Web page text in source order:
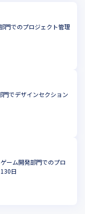
門でのプロジェクト管理
門でデザインセクション
ーム開発部門でのプロ
日